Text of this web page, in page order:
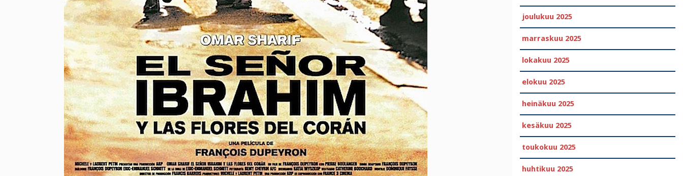
joulukuu 2025
marraskuu 2025
lokakuu 2025
elokuu 2025
heinäkuu 2025
kesäkuu 2025
toukokuu 2025
huhtikuu 2025